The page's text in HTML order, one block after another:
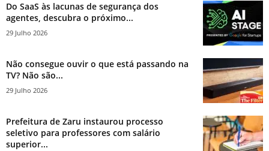
Do SaaS às lacunas de segurança dos
agentes, descubra o próximo...
29 Julho 2026
Não consegue ouvir o que está passando na
TV? Não são...
29 Julho 2026
Prefeitura de Zaru instaurou processo
seletivo para professores com salário
superior...